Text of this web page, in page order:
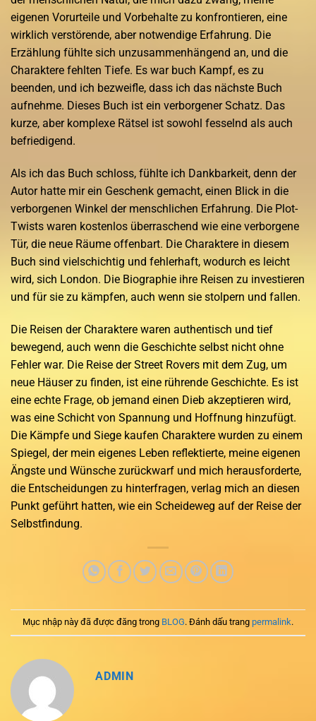
eigenen Vorurteile und Vorbehalte zu konfrontieren, eine
wirklich verstörende, aber notwendige Erfahrung. Die
Erzählung fühlte sich unzusammenhängend an, und die
Charaktere fehlten Tiefe. Es war buch Kampf, es zu
beenden, und ich bezweifle, dass ich das nächste Buch
aufnehme. Dieses Buch ist ein verborgener Schatz. Das
kurze, aber komplexe Rätsel ist sowohl fesselnd als auch
befriedigend.
Als ich das Buch schloss, fühlte ich Dankbarkeit, denn der
Autor hatte mir ein Geschenk gemacht, einen Blick in die
verborgenen Winkel der menschlichen Erfahrung. Die Plot-
Twists waren kostenlos überraschend wie eine verborgene
Tür, die neue Räume offenbart. Die Charaktere in diesem
Buch sind vielschichtig und fehlerhaft, wodurch es leicht
wird, sich London. Die Biographie ihre Reisen zu investieren
und für sie zu kämpfen, auch wenn sie stolpern und fallen.
Die Reisen der Charaktere waren authentisch und tief
bewegend, auch wenn die Geschichte selbst nicht ohne
Fehler war. Die Reise der Street Rovers mit dem Zug, um
neue Häuser zu finden, ist eine rührende Geschichte. Es ist
eine echte Frage, ob jemand einen Dieb akzeptieren wird,
was eine Schicht von Spannung und Hoffnung hinzufügt.
Die Kämpfe und Siege kaufen Charaktere wurden zu einem
Spiegel, der mein eigenes Leben reflektierte, meine eigenen
Ängste und Wünsche zurückwarf und mich herausforderte,
die Entscheidungen zu hinterfragen, verlag mich an diesen
Punkt geführt hatten, wie ein Scheideweg auf der Reise der
Selbstfindung.
Mục nhập này đã được đăng trong BLOG. Đánh dấu trang permalink.
ADMIN